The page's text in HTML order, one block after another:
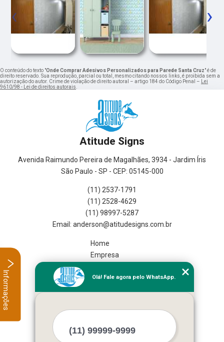
‹ ›
O conteúdo do texto "Onde Comprar Adesivos Personalizados para Parede Santa Cruz" é de
direito reservado. Sua reprodução, parcial ou total, mesmo citando nossos links, é proibida sem a
autorização do autor. Crime de violação de direito autoral – artigo 184 do Código Penal –
Lei
9610/98 - Lei de direitos autorais
Atitude Signs
Avenida Raimundo Pereira de Magalhães, 3934 - Jardim Íris
São Paulo - SP - CEP: 05145-000
(11) 2537-1791
(11) 2528-4629
(11) 98997-5287
Home
Empresa
Serviços
Mais Serviços
Olá! Fale agora pelo WhatsApp.
Informações